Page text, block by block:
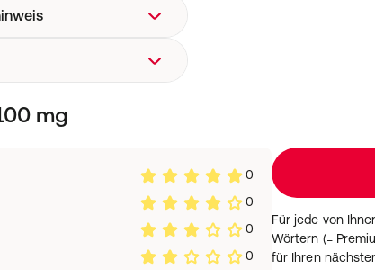
Theanin
trocken lagern, außerhalb
mg
0
0
0
0
Für jede von
Wörtern (=
für Ihren